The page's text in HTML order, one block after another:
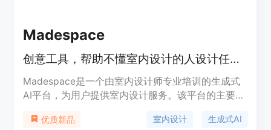
Madespace
创意工具，帮助不懂室内设计的人设计任何房间。
Madespace是一个由室内设计师专业培训的生成式
AI平台，为用户提供室内设计服务。该平台的主要优
帮助用户实现个性化的装修梦想。
优质新品 室内设计 生成式AI